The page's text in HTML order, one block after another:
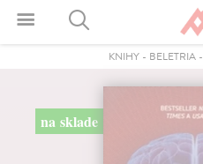
KNIHY- BELETRIA-
na sklade